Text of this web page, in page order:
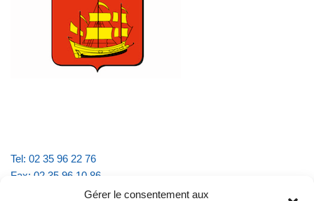
Gérer le consentement aux
Tel: 02 35 96 22 76
Fax: 02 35 96 10 86
Email : mairie.vattevillelarue@wanadoo.fr